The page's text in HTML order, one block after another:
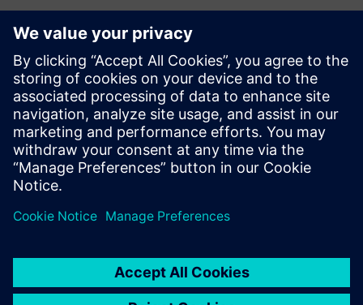
Leia o blog
Ganhar novas perspetivas sobre os Componentes PLM e o
mercado de PLM em geral.
Visitar o blogue dos Componentes PLM